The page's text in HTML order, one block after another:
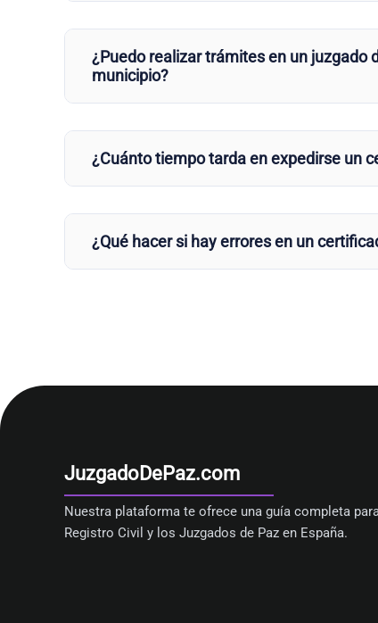
¿Puedo realizar trámites en un juzgado
municipio?
¿Cuánto tiempo tarda en expedirse un
¿Qué hacer si hay errores en un
JuzgadoDePaz.com
Nuestra plataforma te ofrece una guía completa
Registro Civil y los Juzgados de Paz en España.